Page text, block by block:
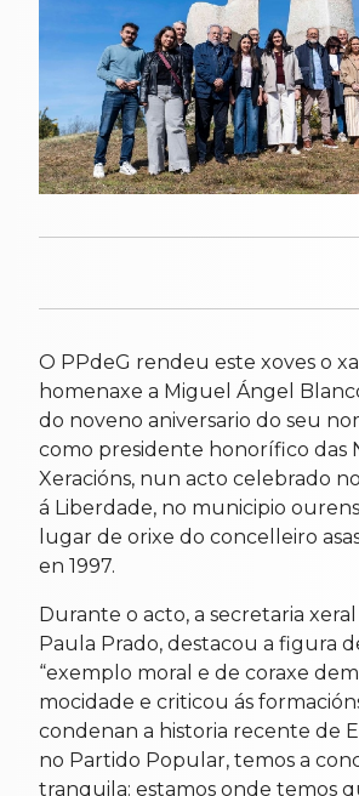
O PPdeG rendeu este xoves o
homenaxe a Miguel Ángel
do noveno aniversario do seu
como presidente honorífico das
Xeracións, nun acto celebrado
á Liberdade, no municipio
lugar de orixe do concelleiro
en 1997.
Durante o acto, a secretaria
Paula Prado, destacou a figura
“exemplo moral e de coraxe
mocidade e criticou ás
condenan a historia recente de
no Partido Popular, temos a
tranquila: estamos onde temos